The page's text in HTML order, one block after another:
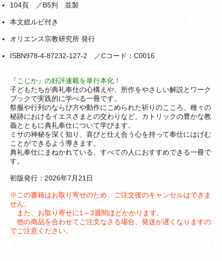
104頁 ／B5判 並製
本文総ルビ付き
オリエンス宗教研究所 発行
ISBN978-4-87232-127-2 ／Cコード：C0016
『こじか』の好評連載を単行本化！
子どもたちが典礼奉仕の心構えや、所作をやさしい解説とワーク
ブックで実践的に学べる一冊です。
祭服や行列のならび方や動作にこめられた祈りのこころ、種々の
秘跡におけるイエスさまとの交わりなど、カトリックの豊かな教
義とともに典礼奉仕について学びます。
ミサの神秘を深く知り、喜びと仕え合う心を持って奉仕にはげむ
ことができるよう導きます。
典礼奉仕にまねかれている、すべての人におすすめできる一冊で
す。
初版発行：2026年7月21日
※この書籍はお取り寄せのため、ご注文後のキャンセルはできま
せん。
また、お取り寄せに1～3週間ほどかかります。
他の商品を合わせてご注文なさる場合、発送が遅くなりますの
でご注意ください。